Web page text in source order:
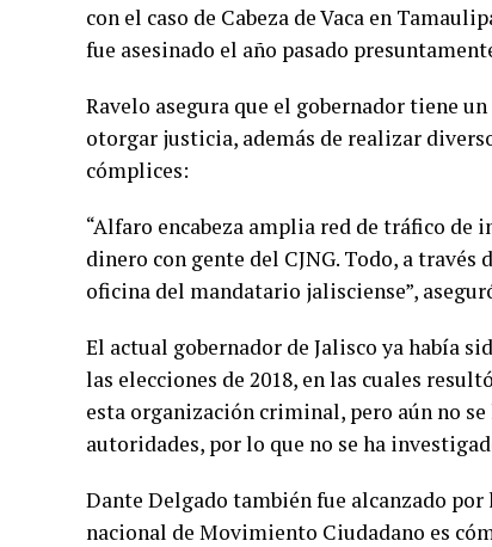
con el caso de Cabeza de Vaca en
fue asesinado el año pasado
Ravelo asegura que el gobernador tiene
otorgar justicia, además de realizar
cómplices:
“Alfaro encabeza amplia red de tráfico de
dinero con gente del CJNG. Todo, a
oficina del mandatario jalisciense”,
El actual gobernador de Jalisco ya había
las elecciones de 2018, en las cuales
esta organización criminal, pero aún no
autoridades, por lo que no se ha
Dante Delgado también fue alcanzado
nacional de Movimiento Ciudadano es